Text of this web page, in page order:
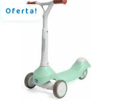
Oferta!